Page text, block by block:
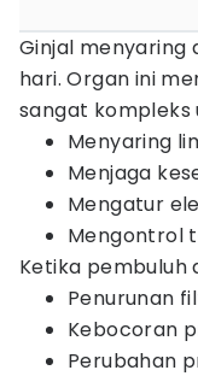
Ginjal menyaring
hari. Organ ini
sangat kompleks
Menyaring
Menjaga
Mengatur
Mengontrol
Ketika pembuluh
Penurunan
Kebocoran
Perubahan